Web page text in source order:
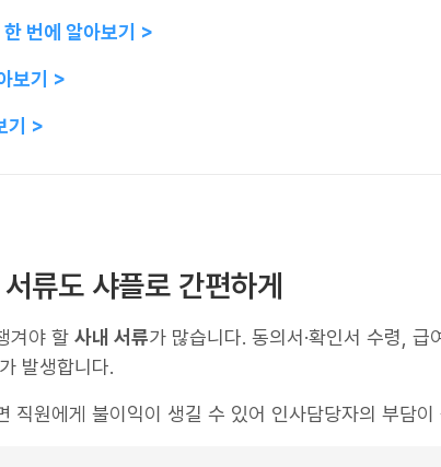
번에 알아보기 >
보기 >
기 >
류도 샤플로 간편하게
겨야 할 사내 서류가 많습니다. 동의서·확인서 수령, 급
발생합니다.
직원에게 불이익이 생길 수 있어 인사담당자의 부담이